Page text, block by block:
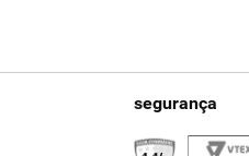
segurança